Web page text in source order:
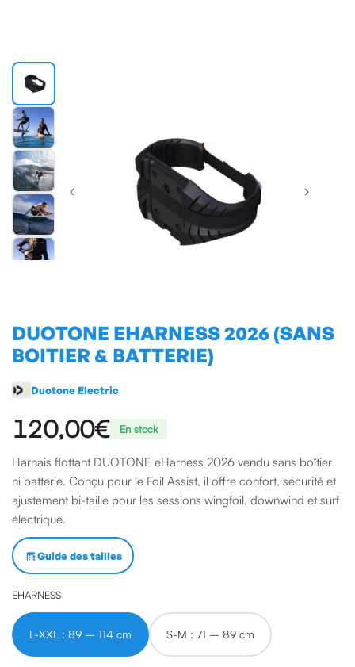
DUOTONE EHARNESS 2026 (SANS
BOITIER & BATTERIE)
Duotone Electric
120,00€ En stock
Harnais flottant DUOTONE eHarness 2026 vendu sans boîtier
ni batterie. Conçu pour le Foil Assist, il offre confort, sécurité et
ajustement bi-taille pour les sessions wingfoil, downwind et surf
électrique.
Guide des tailles
EHARNESS
L-XXL : 89 – 114 cm S-M : 71 – 89 cm